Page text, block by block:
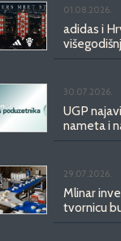
01.08.2026.
adidas i
30.07.2026.
UGP
nameta i
29.07.2026.
Mlinar
tvornicu